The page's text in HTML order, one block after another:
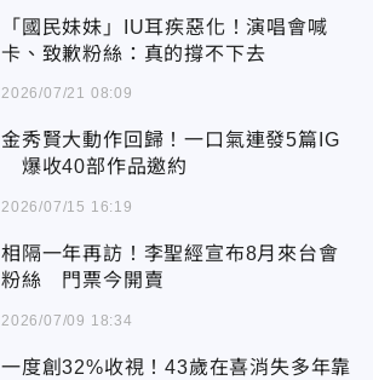
「國民妹妹」IU耳疾惡化！演唱會喊
卡、致歉粉絲：真的撐不下去
2026/07/21 08:09
金秀賢大動作回歸！一口氣連發5篇IG
爆收40部作品邀約
2026/07/15 16:19
相隔一年再訪！李聖經宣布8月來台會
粉絲 門票今開賣
2026/07/09 18:34
一度創32%收視！43歲在喜消失多年靠